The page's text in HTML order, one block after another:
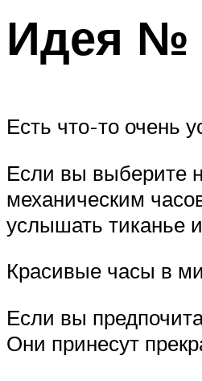
Идея №
Есть что-то очень
Если вы выберите
механическим
услышать тиканье
Красивые часы в
Если вы
Они принесут